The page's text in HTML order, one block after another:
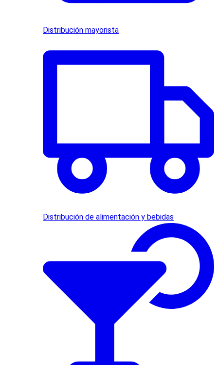
Distribución mayorista
Distribución de alimentación y bebidas